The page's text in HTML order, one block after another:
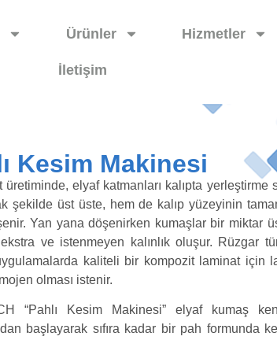
Ürünler Hizmetler
İletişim
Kesim Makinesi
üretiminde, elyaf katmanları kalıpta yerleştirme
şekilde üst üste, hem de kalıp yüzeyinin
Yan yana döşenirken kumaşlar bir miktar
ve istenmeyen kalınlık oluşur. Rüzgar
kaliteli bir kompozit laminat için
olması istenir.
“Pahlı Kesim Makinesi” elyaf kumaş
başlayarak sıfıra kadar bir pah formunda